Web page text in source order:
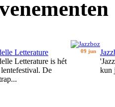
Letterature
Letterature is hét
De
09 jun
kun